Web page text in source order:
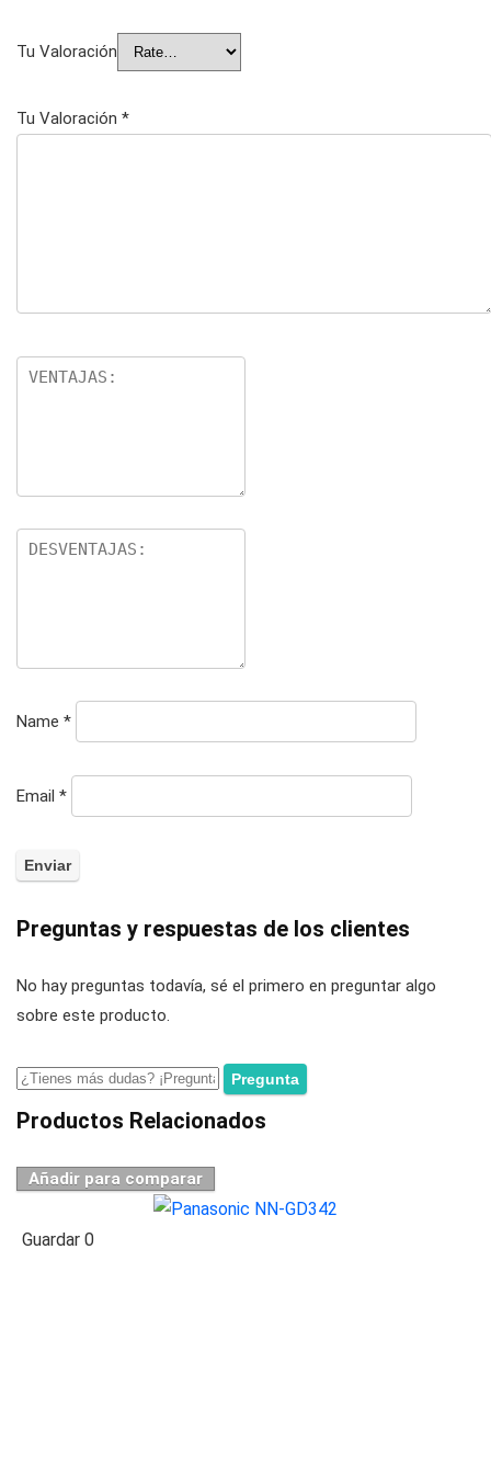
Tu Valoración
Tu Valoración *
Name *
Email *
Preguntas y respuestas de los clientes
No hay preguntas todavía, sé el primero en preguntar algo
sobre este producto.
Productos Relacionados
Añadir para comparar
Guardar 0